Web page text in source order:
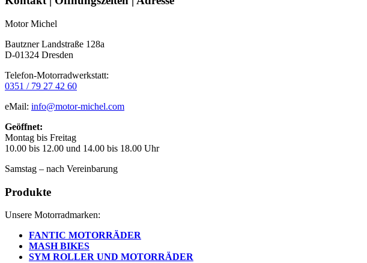
Motor Michel
Bautzner Landstraße 128a
D-01324 Dresden
Telefon-Motorradwerkstatt:
0351 / 79 27 42 60
eMail: info@motor-michel.com
Geöffnet:
Montag bis Freitag
10.00 bis 12.00 und 14.00 bis 18.00 Uhr
Samstag – nach Vereinbarung
Produkte
Unsere Motorradmarken:
FANTIC MOTORRÄDER
MASH BIKES
SYM ROLLER UND MOTORRÄDER